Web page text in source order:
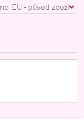
EU - původ zboží